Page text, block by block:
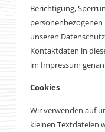
Berichtigung,
personenbezogenen
unseren
Kontaktdaten in
im Impressum
Cookies
Wir verwenden auf
kleinen Textdateien